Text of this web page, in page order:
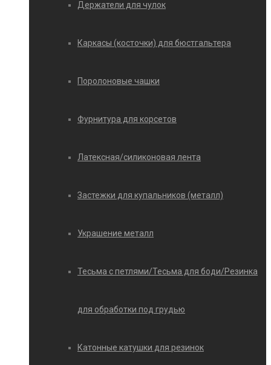
Держатели для чулок
Каркасы (косточки) для бюстгальтера
Поролоновые чашки
Фурнитура для корсетов
Латексная/силиконовая лента
Застежки для купальников (металл)
Украшение металл
Тесьма с петлями/Тесьма для боди/Резинка
для обработки под грудью
Катонные катушки для резинок